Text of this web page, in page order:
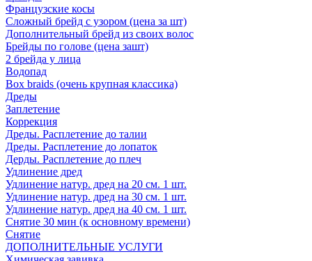
Французские косы
Сложный брейд с узором (цена за шт)
Дополнительный брейд из своих волос
Брейды по голове (цена зашт)
2 брейда у лица
Водопад
Box braids (очень крупная классика)
Дреды
Заплетение
Коррекция
Дреды. Расплетение до талии
Дреды. Расплетение до лопаток
Дерды. Расплетение до плеч
Удлинение дред
Удлинение натур. дред на 20 см. 1 шт.
Удлинение натур. дред на 30 см. 1 шт.
Удлинение натур. дред на 40 см. 1 шт.
Снятие 30 мин (к основному времени)
Снятие
ДОПОЛНИТЕЛЬНЫЕ УСЛУГИ